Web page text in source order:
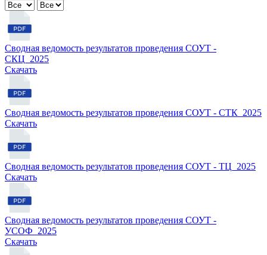
Сводная ведомость результатов проведения СОУТ -
СКЦ_2025
Cкачать
Сводная ведомость результатов проведения СОУТ - СТК_2025
Cкачать
Сводная ведомость результатов проведения СОУТ - ТЦ_2025
Cкачать
Сводная ведомость результатов проведения СОУТ -
УСОФ_2025
Cкачать